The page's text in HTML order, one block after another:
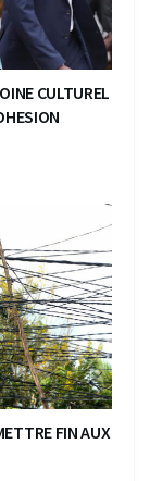
CULTUREL
FIN AUX